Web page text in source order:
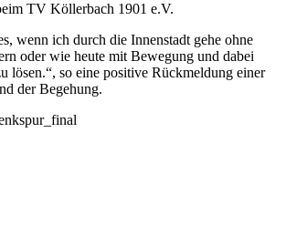
TV Köllerbach 1901 e.V.
wenn ich durch die Innenstadt gehe ohne
oder wie heute mit Bewegung und dabei
lösen.“, so eine positive Rückmeldung einer
der Begehung.